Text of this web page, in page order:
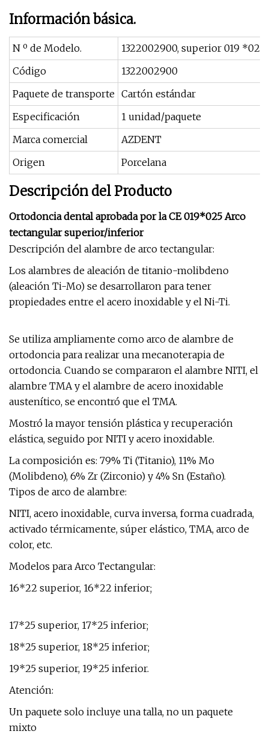
Información básica.
N º de Modelo.
1322002900, superior 019 *025
Código
1322002900
Paquete de transporte Cartón estándar
Especificación
1 unidad/paquete
Marca comercial
AZDENT
Origen
Porcelana
Descripción del Producto
Ortodoncia dental aprobada por la CE 019*025 Arco
tectangular superior/inferior
Descripción del alambre de arco tectangular:
Los alambres de aleación de titanio-molibdeno
(aleación Ti-Mo) se desarrollaron para tener
propiedades entre el acero inoxidable y el Ni-Ti.
Se utiliza ampliamente como arco de alambre de
ortodoncia para realizar una mecanoterapia de
ortodoncia. Cuando se compararon el alambre NITI, el
alambre TMA y el alambre de acero inoxidable
austenítico, se encontró que el TMA.
Mostró la mayor tensión plástica y recuperación
elástica, seguido por NITI y acero inoxidable.
La composición es: 79% Ti (Titanio), 11% Mo
(Molibdeno), 6% Zr (Zirconio) y 4% Sn (Estaño).
Tipos de arco de alambre:
NITI, acero inoxidable, curva inversa, forma cuadrada,
activado térmicamente, súper elástico, TMA, arco de
color, etc.
Modelos para Arco Tectangular:
16*22 superior, 16*22 inferior;
17*25 superior, 17*25 inferior;
18*25 superior, 18*25 inferior;
19*25 superior, 19*25 inferior.
Atención:
Un paquete solo incluye una talla, no un paquete
mixto